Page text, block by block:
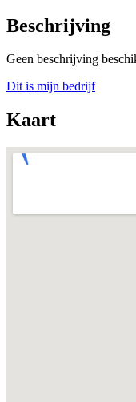
Beschrijving
Geen beschrijving
Dit is mijn bedrijf
Kaart